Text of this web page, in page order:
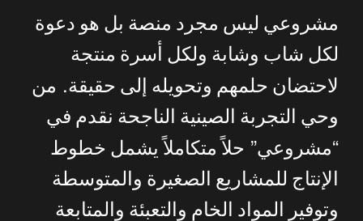
مشروعي ليس مجرد منصة بل هو دعوة
لكل شاب وشابة ولكل أسرة منتجة
لاحتضان حلمهم وتحويله إلى حقيقة. من
وحي التجربة الصينية الناجحة نقدم في
“مشروعي” حلاً متكاملاً يشمل خطوط
الإنتاج للمشاريع الصغيرة والمتوسطة
وتوفير
المواد الخام والتعبئة والمتابعة